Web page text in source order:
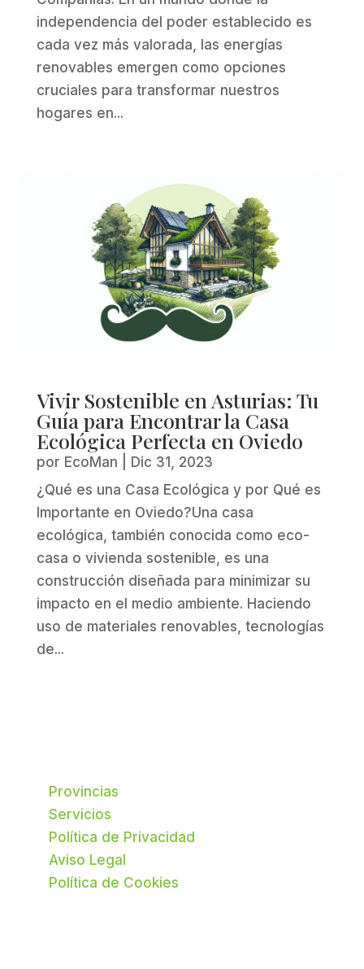
independencia del poder establecido es
cada vez más valorada, las energías
renovables emergen como opciones
cruciales para transformar nuestros
hogares en...
Vivir Sostenible en Asturias: Tu
Guía para Encontrar la Casa
Ecológica Perfecta en Oviedo
por EcoMan
Dic 31, 2023
¿Qué es una Casa Ecológica y por Qué es
Importante en Oviedo?Una casa
ecológica, también conocida como eco-
casa o vivienda sostenible, es una
construcción diseñada para minimizar su
impacto en el medio ambiente. Haciendo
uso de materiales renovables, tecnologías
de...
Provincias
Servicios
Política de Privacidad
Aviso Legal
Política de Cookies